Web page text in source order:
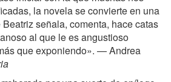
la novela se convierte en una
señala, comenta, hace catas
al que le es angustioso
que exponiendo». — Andrea